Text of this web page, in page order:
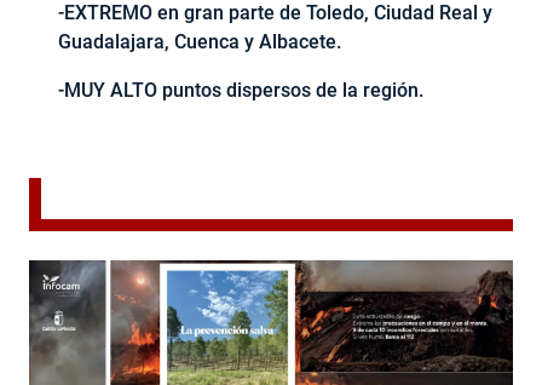
-EXTREMO en gran parte de Toledo, Ciudad Real y
Guadalajara, Cuenca y Albacete.
-MUY ALTO puntos dispersos de la región.